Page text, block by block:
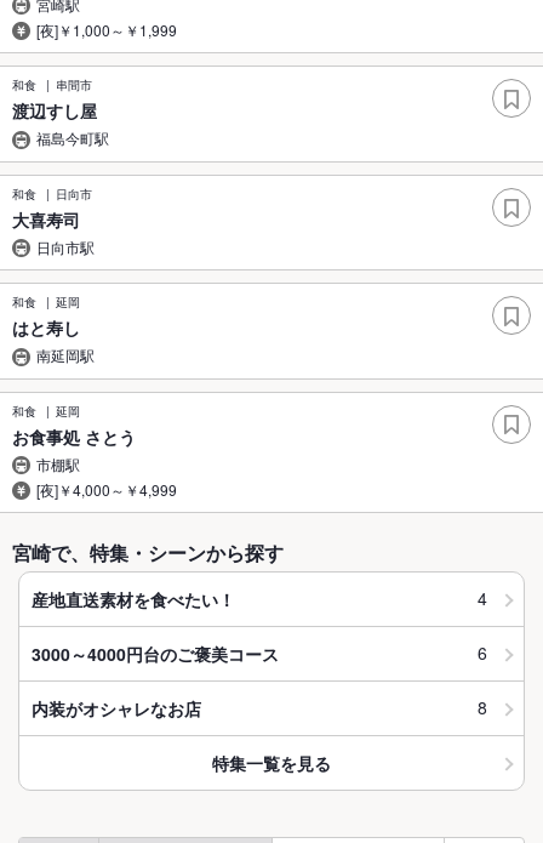
[夜]￥1,000～￥1,999
和食 串間市
渡辺すし屋
福島今町駅
和食 日向市
大喜寿司
日向市駅
和食 延岡
はと寿し
南延岡駅
和食 延岡
お食事処 さとう
市棚駅
[夜]￥4,000～￥4,999
宮崎で、特集・シーンから探す
産地直送素材を食べたい！ 4
3000～4000円台のご褒美コース 6
内装がオシャレなお店 8
特集一覧を見る